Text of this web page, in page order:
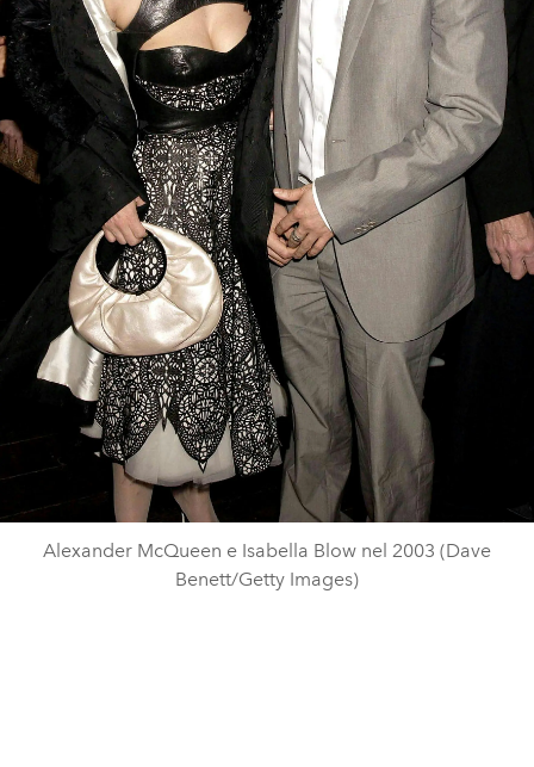
Alexander McQueen e Isabella Blow nel 2003 (Dave
Benett/Getty Images)